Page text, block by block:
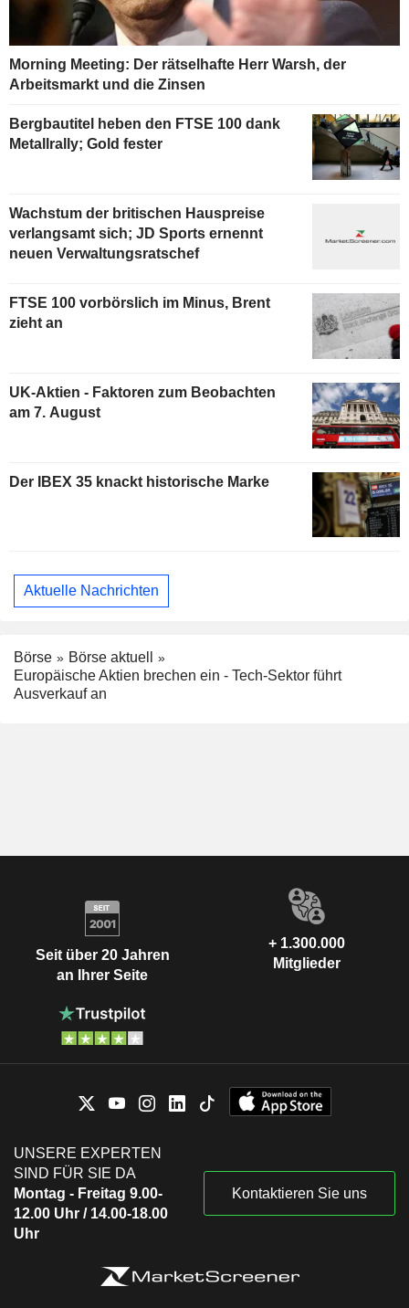
Morning Meeting: Der rätselhafte Herr Warsh, der
Arbeitsmarkt und die Zinsen
Bergbautitel heben den FTSE 100 dank
Metallrally; Gold fester
Wachstum der britischen Hauspreise
verlangsamt sich; JD Sports ernennt
neuen Verwaltungsratschef
FTSE 100 vorbörslich im Minus, Brent
zieht an
UK-Aktien - Faktoren zum Beobachten
am 7. August
Der IBEX 35 knackt historische Marke
Aktuelle Nachrichten
Börse
Börse aktuell
Europäische Aktien brechen ein - Tech-Sektor führt
Ausverkauf an
Seit über 20 Jahren
an Ihrer Seite
+ 1.300.000
Mitglieder
UNSERE EXPERTEN
SIND FÜR SIE DA
Montag - Freitag 9.00-
12.00 Uhr / 14.00-18.00
Uhr
Kontaktieren Sie uns